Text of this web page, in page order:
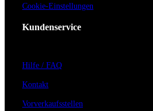
Cookie-Einstellungen
Kundenservice
Hilfe / FAQ
Kontakt
Vorverkaufsstellen